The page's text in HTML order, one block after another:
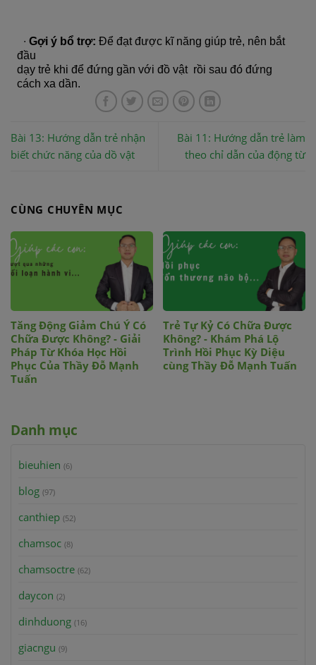
∙ Gợi ý bổ trợ: Để đạt được kĩ năng giúp trẻ, nên bắt
đầu
dạy trẻ khi để đứng gần với đồ vật rồi sau đó đứng
cách xa dần.
Bài 13: Hướng dẫn trẻ nhận
biết chức năng của dồ vật
Bài 11: Hướng dẫn trẻ làm
theo chỉ dẫn của động từ
CÙNG CHUYÊN MỤC
Tăng Động Giảm Chú Ý Có
Chữa Được Không? - Giải
Pháp Từ Khóa Học Hồi
Phục Của Thầy Đỗ Mạnh
Tuấn
Trẻ Tự Kỷ Có Chữa Được
Không? - Khám Phá Lộ
Trình Hồi Phục Kỳ Diệu
cùng Thầy Đỗ Mạnh Tuấn
Danh mục
bieuhien (6)
blog (97)
canthiep (52)
chamsoc (8)
chamsoctre (62)
daycon (2)
dinhduong (16)
giacngu (9)